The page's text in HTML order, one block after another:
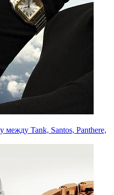
между Tank, Santos, Panthere,